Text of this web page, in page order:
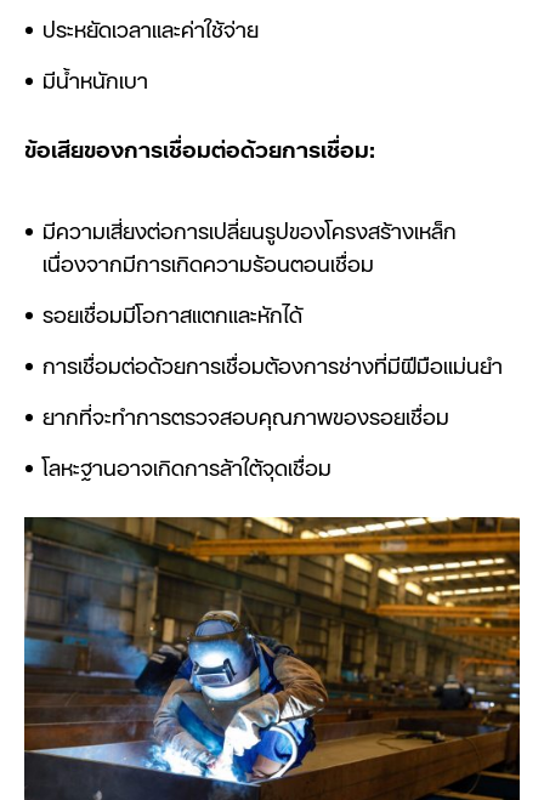
ประหยัดเวลาและค่าใช้จ่าย
มีน้ำหนักเบา
ข้อเสียของการเชื่อมต่อด้วยการเชื่อม:
มีความเสี่ยงต่อการเปลี่ยนรูปของโครงสร้างเหล็ก
เนื่องจากมีการเกิดความร้อนตอนเชื่อม
รอยเชื่อมมีโอกาสแตกและหักได้
การเชื่อมต่อด้วยการเชื่อมต้องการช่างที่มีฝีมือแม่นยำ
ยากที่จะทำการตรวจสอบคุณภาพของรอยเชื่อม
โลหะฐานอาจเกิดการล้าใต้จุดเชื่อม